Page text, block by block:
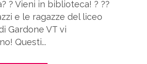
? Vieni in biblioteca! ? ??‍
e le ragazze del liceo
Gardone VT vi
Questi...